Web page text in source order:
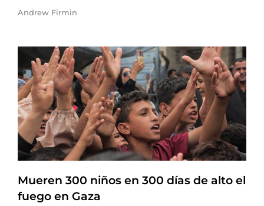
Andrew Firmin
Mueren 300 niños en 300 días de alto el
fuego en Gaza